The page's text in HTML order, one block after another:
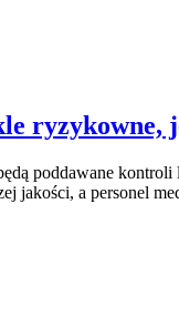
poddawane
jakości, a personel